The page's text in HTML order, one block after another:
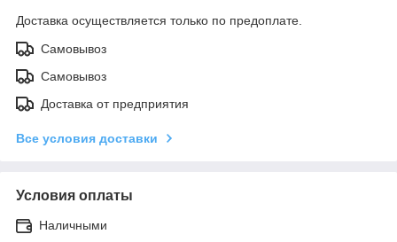
Доставка осуществляется только по предоплате.
Самовывоз
Самовывоз
Доставка от предприятия
Все условия доставки
Условия оплаты
Наличными